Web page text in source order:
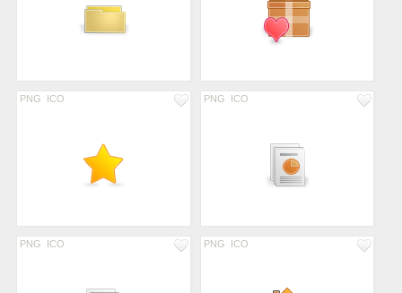
PNG ICO PNG ICO
PNG ICO PNG ICO